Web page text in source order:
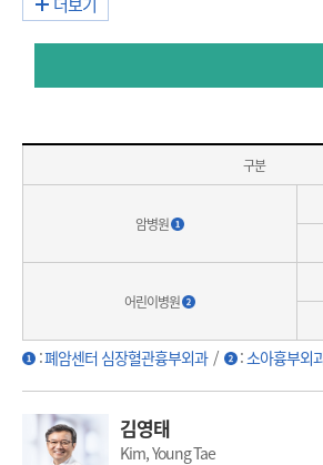
구분
암병원
어린이병원
:폐암센터 심장혈관흉부외과 / :소아흉부외
김영태
Kim, Young Tae